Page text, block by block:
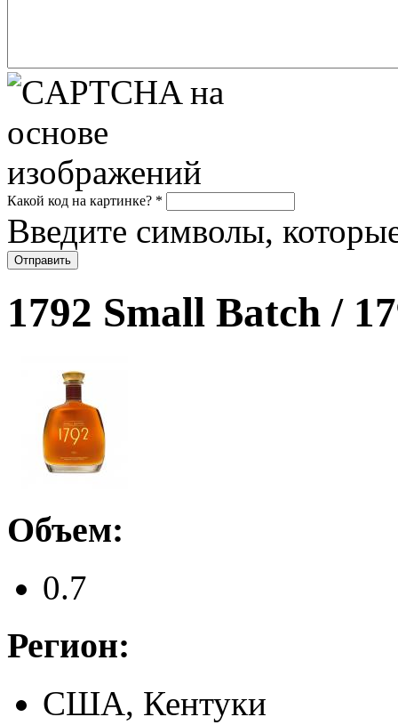
Какой код на картинке? *
Введите символы,
1792 Small Batch /
Объем:
0.7
Регион:
США, Кентуки